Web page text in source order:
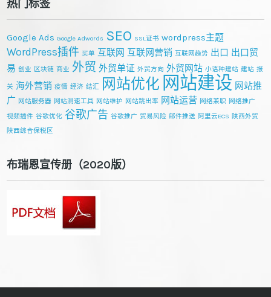
热门标签
Google Ads Google Adwords SEO SSL证书 wordpress主题
WordPress插件 买单 互联网 互联网营销 互联网趋势 出口 出口贸
易 创业 区块链 商业 外贸 外贸单证 外贸方向 外贸网站 小语种建站 建站 报
关 海外营销 疫情 经济 结汇 网站优化 网站建设 网站推
广 网站服务器 网站测速工具 网站维护 网站跳出率 网站运营 网络兼职 网络推广
视频插件 谷歌优化 谷歌广告 谷歌推广 贸易风险 邮件推送 阿里云ECS 陕西外贸
陕西综合保税区
布瑞恩宣传册（2020版）